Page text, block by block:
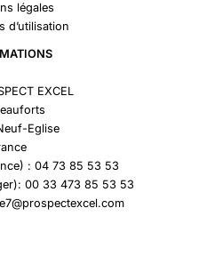
légales
d’utilisation
EXCEL
Eglise
: 04 73 85 53 53
00 33 473 85 53 53